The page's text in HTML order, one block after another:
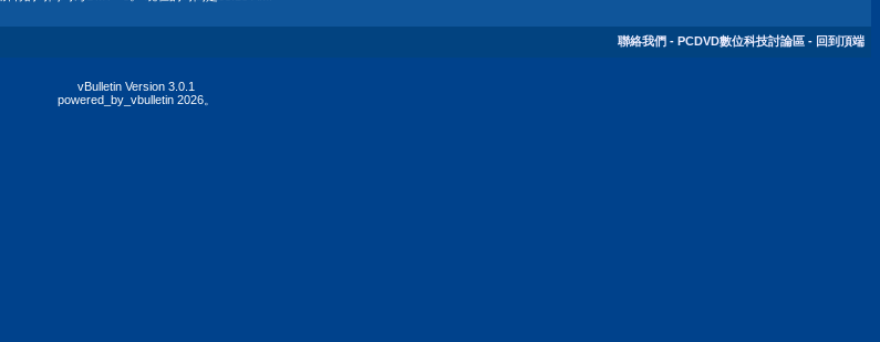
聯絡我們 - PCDVD數位科技討論區 - 回到頂端
vBulletin Version 3.0.1
powered_by_vbulletin 2026。